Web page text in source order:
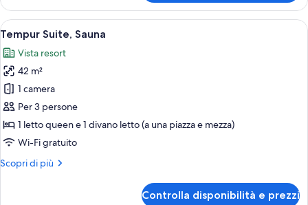
Suite,
Sauna
Apri
tutte
le
foto
per
Tempur
Suite,
Sauna
Un soggiorno moderno con divano,
13
Tempur Suite, Sauna
Vista resort
42 m²
1 camera
Per 3 persone
1 letto queen e 1 divano letto (a una piazza e mezza)
Wi-Fi gratuito
Scopri di più
Altri
Controlla disponibilità e prezzi